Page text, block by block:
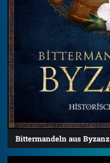
Bittermandeln aus Byzanz